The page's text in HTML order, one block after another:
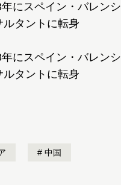
にスペイン・バレンシ
タントに転身
にスペイン・バレンシ
タントに転身
中国